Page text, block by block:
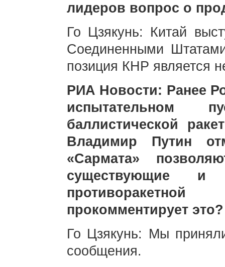
лидеров вопрос о
Го Цзякунь: Китай
Соединенными
позиция КНР является
РИА Новости: Ранее
испытательном
баллистической
Владимир Путин
«Сармата»
существующие и
прокомментирует это?
Го Цзякунь: Мы
сообщения.